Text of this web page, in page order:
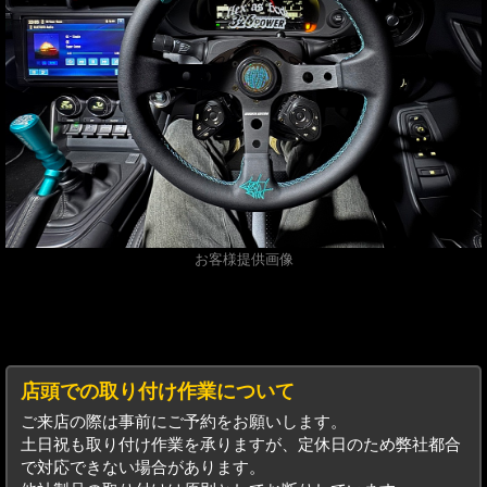
お客様提供画像
店頭での取り付け作業について
ご来店の際は事前にご予約をお願いします。
土日祝も取り付け作業を承りますが、定休日のため弊社都合
で対応できない場合があります。